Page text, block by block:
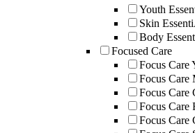
Youth
Skin
Body
Focused Care
Focus Care
Focus Care
Focus Care
Focus Care
Focus Care